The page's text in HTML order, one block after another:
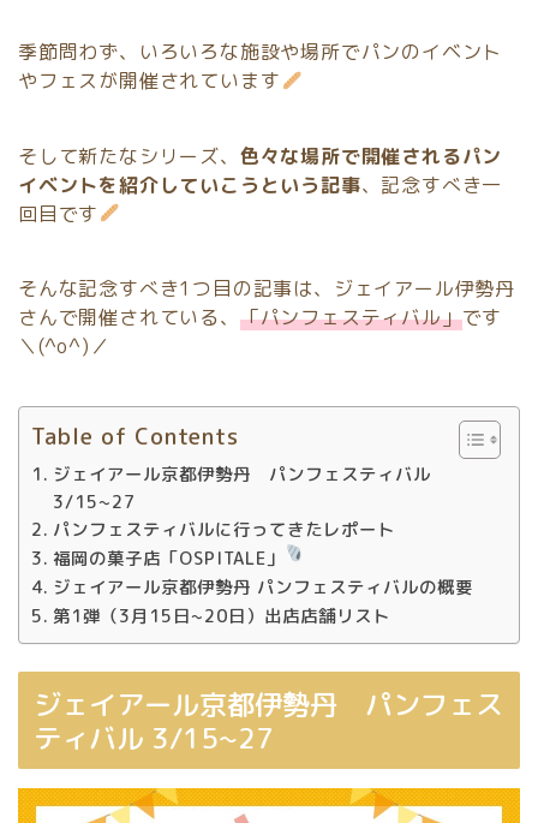
季節問わず、いろいろな施設や場所でパンのイベント
やフェスが開催されています
そして新たなシリーズ、 色々な場所で開催されるパン
イベントを紹介していこうという記事、記念すべき一
回目です
そんな記念すべき1つ目の記事は、ジェイアール伊勢丹
さんで開催されている、 「パンフェスティバル」です
＼(^o^)／
Table of Contents
ジェイアール京都伊勢丹 パンフェスティバル
3/15~27
パンフェスティバルに行ってきたレポート
福岡の菓子店「OSPITALE」
ジェイアール京都伊勢丹 パンフェスティバルの概要
第1弾（3月15日~20日）出店店舗リスト
ジェイアール京都伊勢丹 パンフェス
ティバル 3/15~27